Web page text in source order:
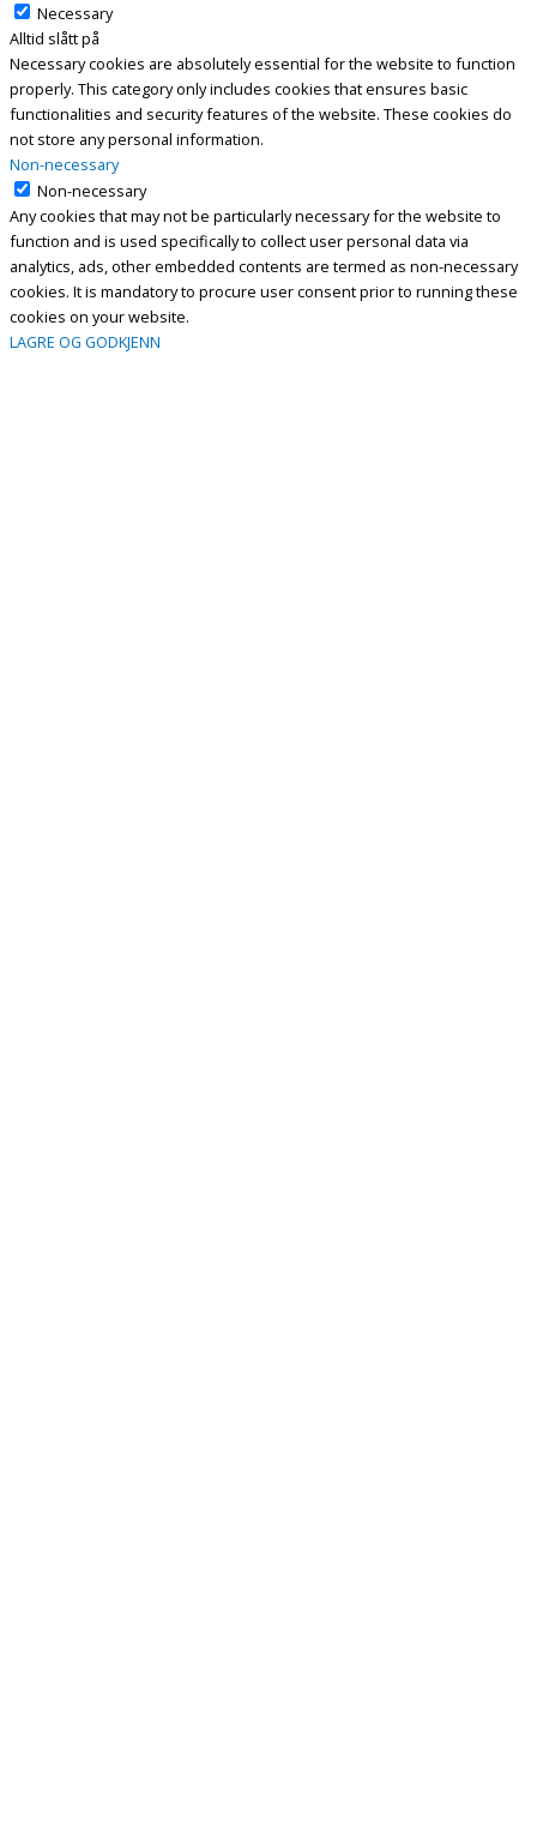
Necessary
Alltid slått på
Necessary cookies are absolutely essential for the website to function
properly. This category only includes cookies that ensures basic
functionalities and security features of the website. These cookies do
not store any personal information.
Non-necessary
Non-necessary
Any cookies that may not be particularly necessary for the website to
function and is used specifically to collect user personal data via
analytics, ads, other embedded contents are termed as non-necessary
cookies. It is mandatory to procure user consent prior to running these
cookies on your website.
LAGRE OG GODKJENN